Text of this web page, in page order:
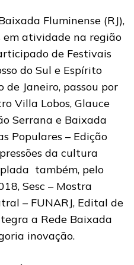
Fluminense (RJ),
atividade na região
de Festivais
do Sul e Espírito
de Janeiro, passou por
Villa Lobos, Glauce
Serrana e Baixada
Populares – Edição
da cultura
também, pelo
Sesc – Mostra
– FUNARJ, Edital de
a Rede Baixada
inovação.